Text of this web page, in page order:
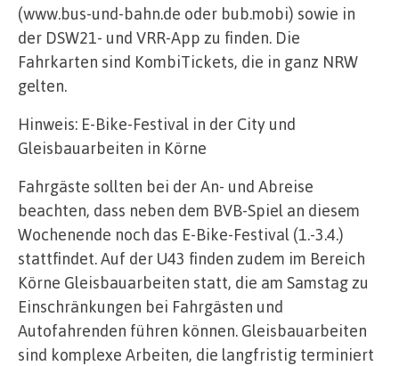
(www.bus-und-bahn.de oder bub.mobi) sowie in
der DSW21- und VRR-App zu finden. Die
Fahrkarten sind KombiTickets, die in ganz NRW
gelten.
Hinweis: E-Bike-Festival in der City und
Gleisbauarbeiten in Körne
Fahrgäste sollten bei der An- und Abreise
beachten, dass neben dem BVB-Spiel an diesem
Wochenende noch das E-Bike-Festival (1.-3.4.)
stattfindet. Auf der U43 finden zudem im Bereich
Körne Gleisbauarbeiten statt, die am Samstag zu
Einschränkungen bei Fahrgästen und
Autofahrenden führen können. Gleisbauarbeiten
sind komplexe Arbeiten, die langfristig terminiert